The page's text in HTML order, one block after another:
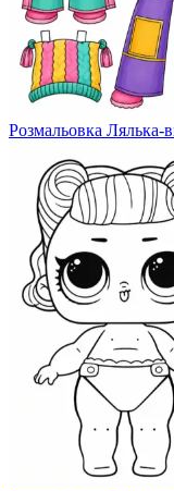
Розмальовка Лялька-